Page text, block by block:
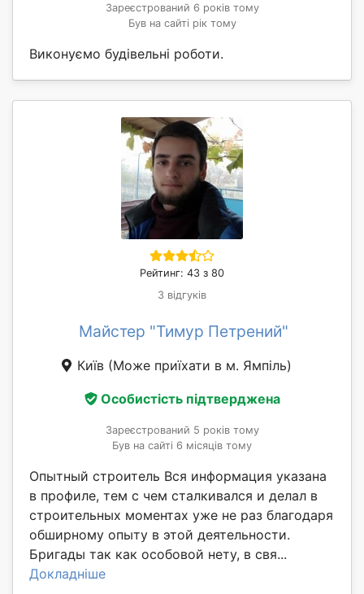
Зареєстрований 6 років тому
Був на сайті рік тому
Виконуємо будівельні роботи.
Рейтинг: 43 з 80
3 відгуків
Майстер "Тимур Петрений"
Київ (Може приїхати в м. Ямпіль)
Особистість підтверджена
Зареєстрований 5 років тому
Був на сайті 6 місяців тому
Опытный строитель Вся информация указана
в профиле, тем с чем сталкивался и делал в
строительных моментах уже не раз благодаря
обширному опыту в этой деятельности.
Бригады так как особовой нету, в свя...
Докладніше